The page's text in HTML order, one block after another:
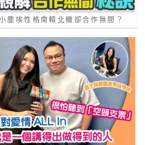
塵埃性格南轅北轍卻合作無間？